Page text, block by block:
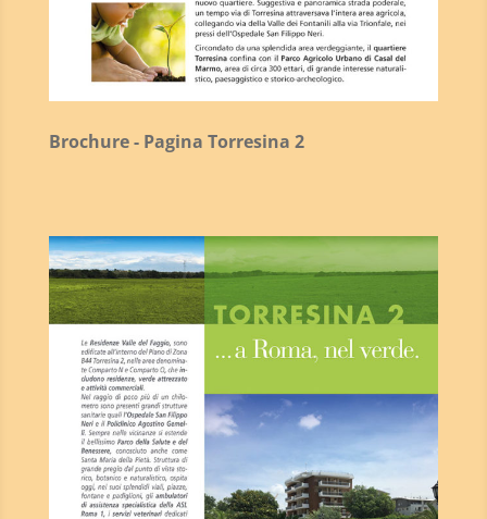
Brochure - Pagina Torresina 2